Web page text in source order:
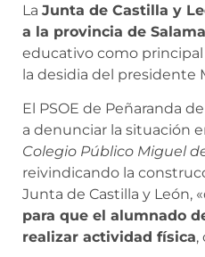
La Junta de Castilla y
a la provincia de
educativo como
la desidia del presidente
El PSOE de Peñaranda
a denunciar la situación
Colegio Público Miguel
reivindicando la
Junta de Castilla y León,
para que el alumnado
realizar actividad física,